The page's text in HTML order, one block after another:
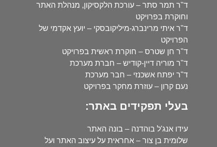
ד"ר תמר סתר – עורכת הלקסיקון, מנהלת האתר
וחוקרת בפרויקט
ד"ר איתי מרינברג-מיליקובסקי – יועץ אקדמי של
הפרויקט
ד"ר חן שטרס – חוקרת ראשית בפרויקט
ד"ר מוריה דיין-קודיש – חברת מערכת
ד"ר יפתח אשכנזי – חבר מערכת
נעם קרון – עוזרת מחקר בפרויקט
בעלי תפקידים באתר:
עידו אנג'ל בוהדנה – בונה האתר
שלומית בן צור – אחראית על עיצוב האתר ועל